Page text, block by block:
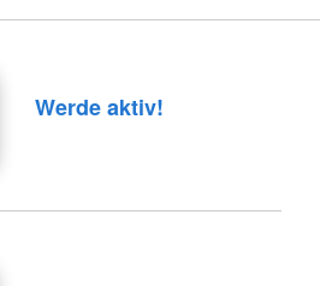
Werde aktiv!